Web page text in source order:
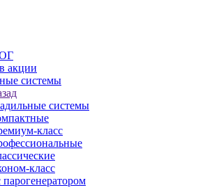
акции
системы
системы
класс
класс